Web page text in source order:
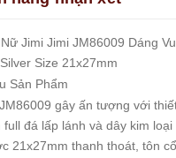
Jimi Jimi JM86009 Dáng
Size 21x27mm
Sản Phẩm
gây ấn tượng với
đá lấp lánh và dây kim loại
21x27mm thanh thoát, tôn